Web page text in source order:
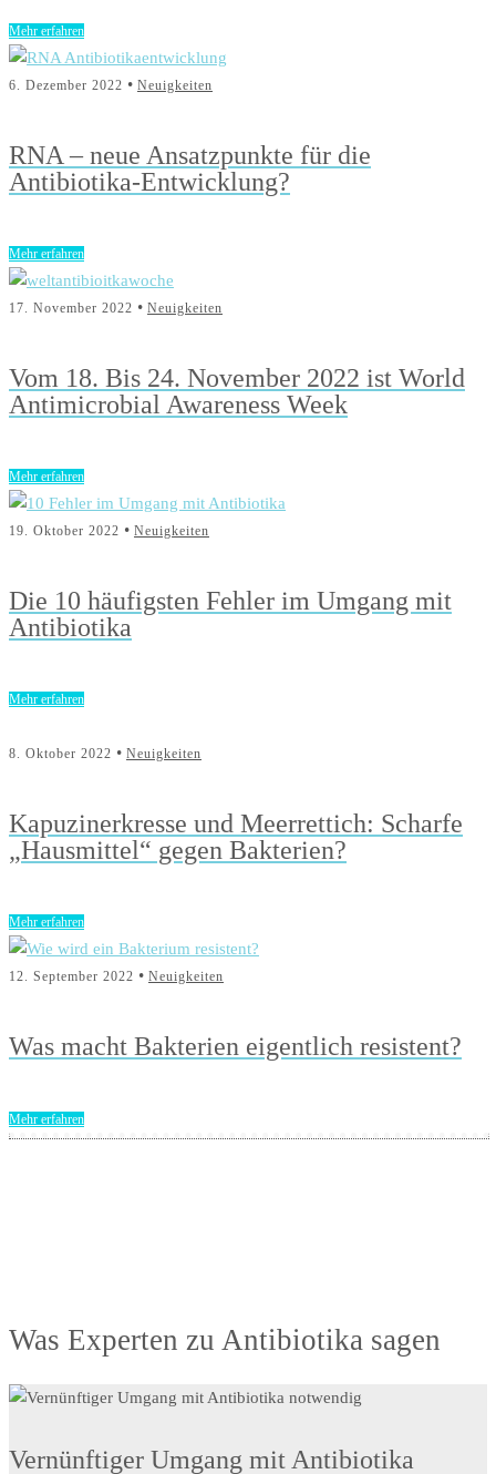
Mehr erfahren
6. Dezember 2022 • Neuigkeiten
RNA – neue Ansatzpunkte für die
Antibiotika-Entwicklung?
Mehr erfahren
17. November 2022 • Neuigkeiten
Vom 18. Bis 24. November 2022 ist World
Antimicrobial Awareness Week
Mehr erfahren
19. Oktober 2022 • Neuigkeiten
Die 10 häufigsten Fehler im Umgang mit
Antibiotika
Mehr erfahren
8. Oktober 2022 • Neuigkeiten
Kapuzinerkresse und Meerrettich: Scharfe
„Hausmittel“ gegen Bakterien?
Mehr erfahren
12. September 2022 • Neuigkeiten
Was macht Bakterien eigentlich resistent?
Mehr erfahren
Was Experten zu Antibiotika sagen
Vernünftiger Umgang mit Antibiotika